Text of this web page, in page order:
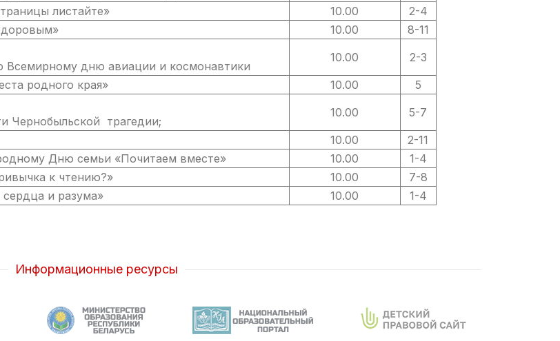
листайте» 10.00
2-4
10.00
8-11
дню авиации и космонавтики
10.00
2-3
родного края» 10.00
5
памяти Чернобыльской трагедии;
10.00
5-7
10.00
2-11
Дню семьи «Почитаем вместе» 10.00
1-4
к чтению?» 10.00
7-8
и разума» 10.00 1-4
Информационные ресурсы